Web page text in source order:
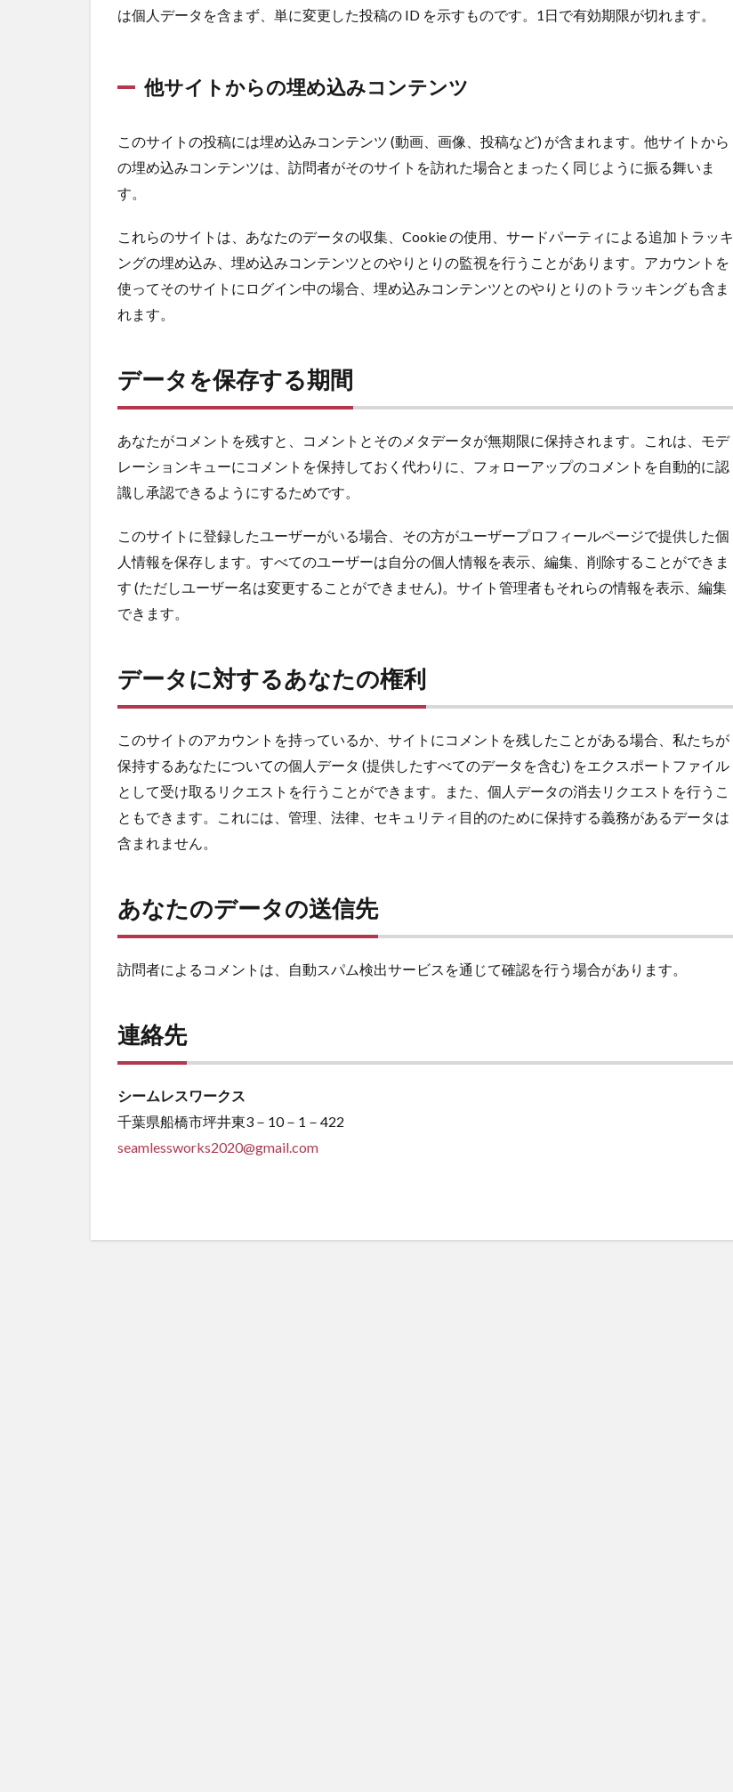
は個人データを含まず、単に変更した投稿の ID を示すものです。1日で有効期限が切れます。
他サイトからの埋め込みコンテンツ
このサイトの投稿には埋め込みコンテンツ (動画、画像、投稿など) が含まれます。他サイトから
の埋め込みコンテンツは、訪問者がそのサイトを訪れた場合とまったく同じように振る舞いま
す。
これらのサイトは、あなたのデータの収集、Cookie の使用、サードパーティによる追加トラッキ
ングの埋め込み、埋め込みコンテンツとのやりとりの監視を行うことがあります。アカウントを
使ってそのサイトにログイン中の場合、埋め込みコンテンツとのやりとりのトラッキングも含ま
れます。
データを保存する期間
あなたがコメントを残すと、コメントとそのメタデータが無期限に保持されます。これは、モデ
レーションキューにコメントを保持しておく代わりに、フォローアップのコメントを自動的に認
識し承認できるようにするためです。
このサイトに登録したユーザーがいる場合、その方がユーザープロフィールページで提供した個
人情報を保存します。すべてのユーザーは自分の個人情報を表示、編集、削除することができま
す (ただしユーザー名は変更することができません)。サイト管理者もそれらの情報を表示、編集
できます。
データに対するあなたの権利
このサイトのアカウントを持っているか、サイトにコメントを残したことがある場合、私たちが
保持するあなたについての個人データ (提供したすべてのデータを含む) をエクスポートファイル
として受け取るリクエストを行うことができます。また、個人データの消去リクエストを行うこ
ともできます。これには、管理、法律、セキュリティ目的のために保持する義務があるデータは
含まれません。
あなたのデータの送信先
訪問者によるコメントは、自動スパム検出サービスを通じて確認を行う場合があります。
連絡先
シームレスワークス
千葉県船橋市坪井東3－10－1－422
seamlessworks2020@gmail.com